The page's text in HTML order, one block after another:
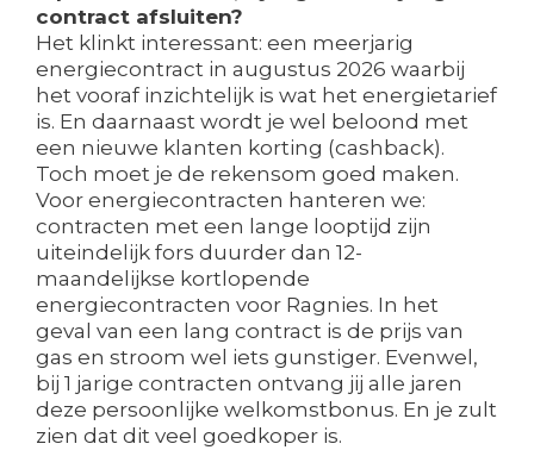
contract afsluiten?
Het klinkt interessant: een meerjarig
energiecontract in augustus 2026 waarbij
het vooraf inzichtelijk is wat het energietarief
is. En daarnaast wordt je wel beloond met
een nieuwe klanten korting (cashback).
Toch moet je de rekensom goed maken.
Voor energiecontracten hanteren we:
contracten met een lange looptijd zijn
uiteindelijk fors duurder dan 12-
maandelijkse kortlopende
energiecontracten voor Ragnies. In het
geval van een lang contract is de prijs van
gas en stroom wel iets gunstiger. Evenwel,
bij 1 jarige contracten ontvang jij alle jaren
deze persoonlijke welkomstbonus. En je zult
zien dat dit veel goedkoper is.